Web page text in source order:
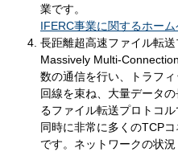
業です。
IFERC事業に関するホーム
長距離超高速ファイル転送
Massively Multi-
数の通信を行い、トラフ
回線を束ね、大量データ
るファイル転送プロトコ
同時に非常に多くのTCP
です。ネットワークの状